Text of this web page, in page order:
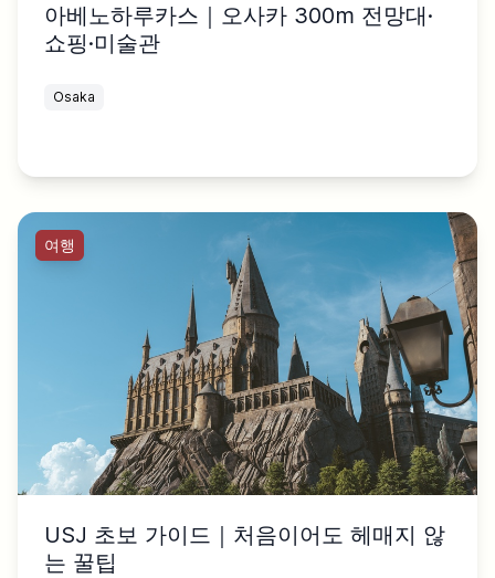
아베노하루카스｜오사카 300m 전망대·
쇼핑·미술관
Osaka
여행
USJ 초보 가이드｜처음이어도 헤매지 않
는 꿀팁